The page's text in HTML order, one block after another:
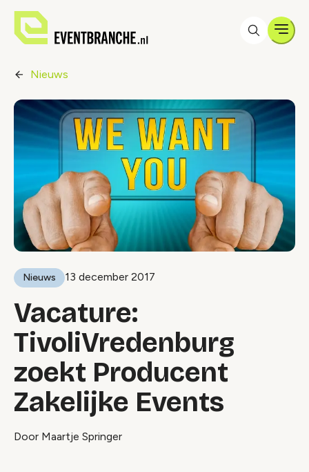
Nieuws
Nieuws 13 december 2017
Vacature:
TivoliVredenburg
zoekt Producent
Zakelijke Events
Door Maartje Springer